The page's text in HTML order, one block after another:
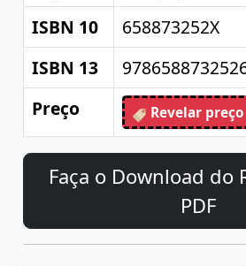
ISBN 10
658873252X
ISBN 13
Preço
Revelar preço
Faça o Download do
PDF